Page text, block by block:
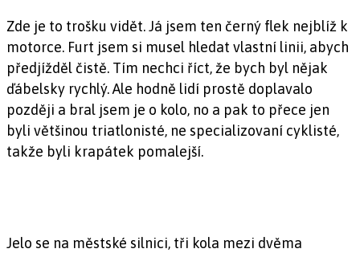
Zde je to trošku vidět. Já jsem ten černý flek nejblíž k
motorce. Furt jsem si musel hledat vlastní linii, abych
předjížděl čistě. Tím nechci říct, že bych byl nějak
ďábelsky rychlý. Ale hodně lidí prostě doplavalo
později a bral jsem je o kolo, no a pak to přece jen
byli většinou triatlonisté, ne specializovaní cyklisté,
takže byli krapátek pomalejší.
Jelo se na městské silnici, tři kola mezi dvěma